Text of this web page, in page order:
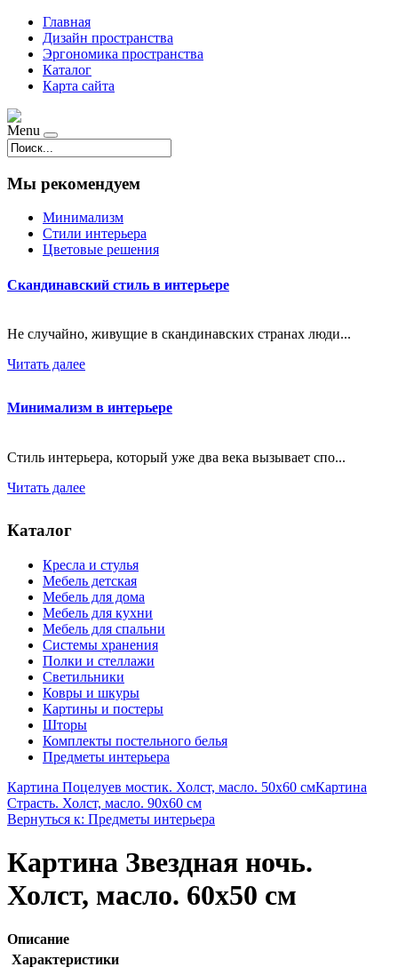
Главная
Дизайн пространства
Эргономика пространства
Каталог
Карта сайта
Menu
Мы рекомендуем
Минимализм
Стили интерьера
Цветовые решения
Скандинавский стиль в интерьере
Не случайно, живущие в скандинавских странах люди...
Читать далее
Минимализм в интерьере
Стиль интерьера, который уже два века вызывает спо...
Читать далее
Каталог
Кресла и стулья
Мебель детская
Мебель для дома
Мебель для кухни
Мебель для спальни
Системы хранения
Полки и стеллажи
Светильники
Ковры и шкуры
Картины и постеры
Шторы
Комплекты постельного белья
Предметы интерьера
Картина Поцелуев мостик. Холст, масло. 50х60 смКартина
Страсть. Холст, масло. 90х60 см
Вернуться к: Предметы интерьера
Картина Звездная ночь.
Холст, масло. 60х50 см
Описание
Характеристики